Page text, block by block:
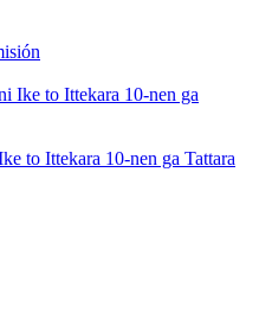
to Ittekara 10-nen ga Tattara